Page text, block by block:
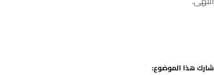
شارك هذا الموضوع: